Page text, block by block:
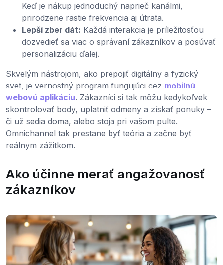
Keď je nákup jednoduchý naprieč kanálmi,
prirodzene rastie frekvencia aj útrata.
Lepší zber dát: Každá interakcia je príležitosťou
dozvedieť sa viac o správaní zákazníkov a posúvať
personalizáciu ďalej.
Skvelým nástrojom, ako prepojiť digitálny a fyzický
svet, je vernostný program fungujúci cez mobilnú
webovú aplikáciu. Zákazníci si tak môžu kedykoľvek
skontrolovať body, uplatniť odmeny a získať ponuky –
či už sedia doma, alebo stoja pri vašom pulte.
Omnichannel tak prestane byť teória a začne byť
reálnym zážitkom.
Ako účinne merať angažovanosť
zákazníkov